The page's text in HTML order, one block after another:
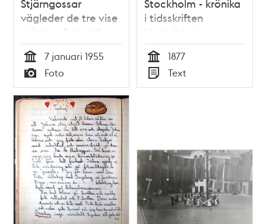
Stjärngossar
vägleder de tre vise
männen fram till
Stortorget, under
Trettondagsspel
Tid
7 januari 1955
Typ
Foto
Stockholm - krönika
i tidsskriften
Hemvännen
Tid
1877
Typ
Text